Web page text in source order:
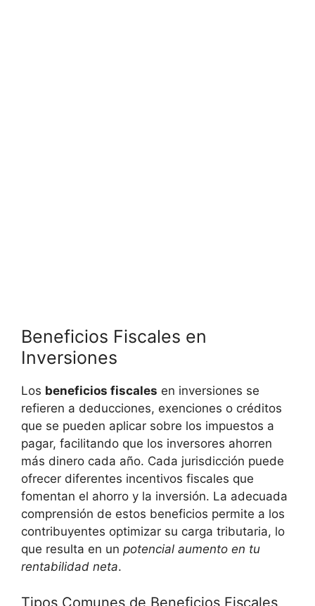
Beneficios​ Fiscales en
Inversiones
Los beneficios fiscales en‌ inversiones se
refieren a deducciones, exenciones o créditos
que se pueden⁤ aplicar sobre los impuestos a
pagar, facilitando‍ que los inversores ahorren
más dinero cada año. ‌Cada jurisdicción puede
ofrecer‍ diferentes incentivos fiscales que
fomentan el ahorro y la inversión. La adecuada
comprensión ⁢de estos beneficios‍ permite a⁢ los
contribuyentes‍ optimizar ‍su carga‍ tributaria,​ lo
que resulta en un potencial aumento en tu
rentabilidad neta.
Tipos Comunes de Beneficios Fiscales